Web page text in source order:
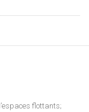
flottants;